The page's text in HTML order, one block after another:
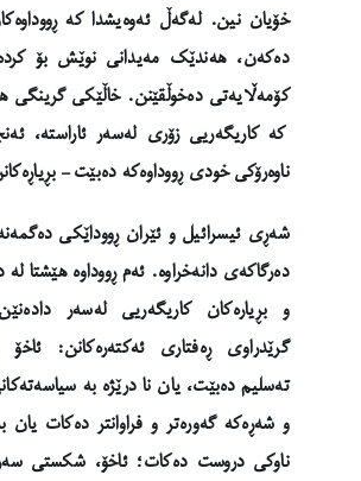
خۆیان نین. لەگەڵ ئەوەیشدا کە
دەکەن، هەندێک مەیدانی نوێش بۆ
کۆمەڵایەتی دەخوڵقێنن. خاڵێکی گرینگی
کە کاریگەریی زۆری لەسەر ئاراستە،
ناوەرۆکی خودی ڕووداوەکە دەبێت –
شەڕی ئیسرائیل و ئێران ڕووداێکی
دەرگاکەی دانەخراوە. ئەم ڕووداوە هێشتا لە
و بڕیارەکان کاریگەریی لەسەر
گرێدراوی ڕەفتاری ئەکتەرەکانن:
تەسلیم دەبێت، یان نا درێژە بە
و شەڕەکە گەورەتر و فراوانتر دەکات
ناوکی دروست دەکات؛ ئاخۆ، شکستی